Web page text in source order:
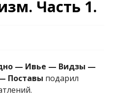
Часть 1.
— Ивье — Видзы —
Поставы подарил